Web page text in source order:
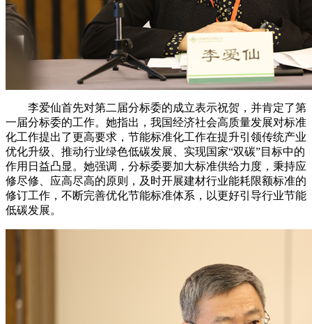
李爱仙首先对第二届分标委的成立表示祝贺，并肯定了第
一届分标委的工作。她指出，我国经济社会高质量发展对标准
化工作提出了更高要求，节能标准化工作在提升引领传统产业
优化升级、推动行业绿色低碳发展、实现国家“双碳”目标中的
作用日益凸显。她强调，分标委要加大标准供给力度，秉持应
修尽修、应高尽高的原则，及时开展建材行业能耗限额标准的
修订工作，不断完善优化节能标准体系，以更好引导行业节能
低碳发展。